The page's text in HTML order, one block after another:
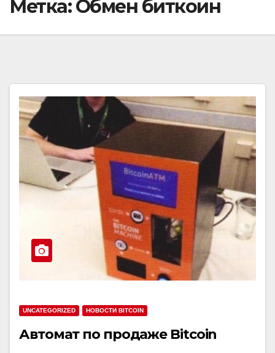
Метка:Обмен биткоин
UNCATEGORIZED НОВОСТИ BITCOIN
Автомат по продаже Bitcoin